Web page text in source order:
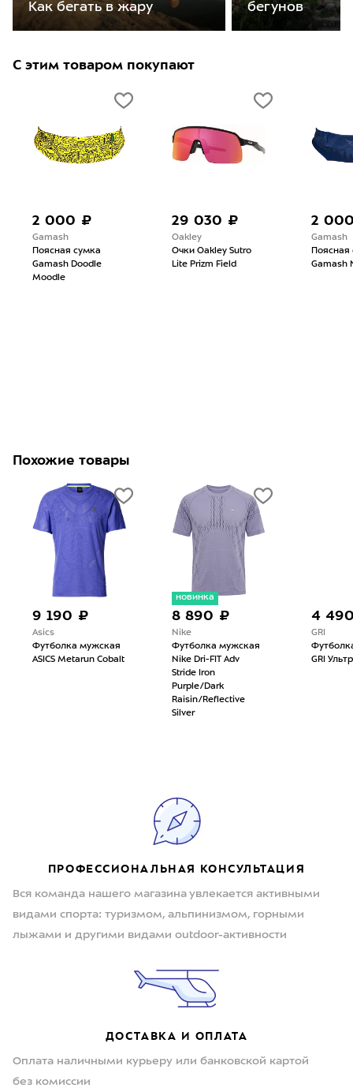
Как бегать в жару бегунов
С этим товаром покупают
2 000 ₽
Gamash
Поясная сумка
Gamash Doodle
Moodle
29 030 ₽
Oakley
Очки Oakley Sutro
Lite Prizm Field
2
Gamash
Поясная
Gamash
Похожие товары
9 190 ₽
Asics
Футболка мужская
ASICS Metarun Cobalt
новинка
8 890 ₽
Nike
Футболка мужская
Nike Dri-FIT Adv
Stride Iron
Purple/Dark
Raisin/Reflective
Silver
4
GRI
GRI
ПРОФЕССИОНАЛЬНАЯ КОНСУЛЬТАЦИЯ
Вся команда нашего магазина увлекается активными
видами спорта: туризмом, альпинизмом, горными
лыжами и другими видами outdoor-активности
ДОСТАВКА И ОПЛАТА
Оплата наличными курьеру или банковской картой
без комиссии